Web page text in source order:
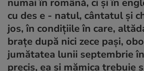
cu des e - natul, cântatul şi
jos, în condiţiile în care,
braţe după nici zece paşi,
jumătatea lunii septembrie
precis, ea şi mămica trebuie